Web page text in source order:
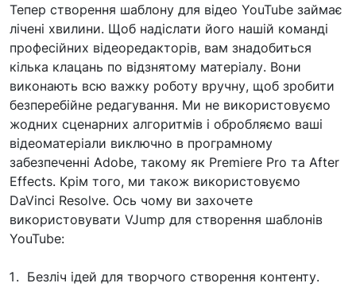
Тепер створення шаблону для відео YouTube займає
лічені хвилини. Щоб надіслати його нашій команді
професійних відеоредакторів, вам знадобиться
кілька клацань по відзнятому матеріалу. Вони
виконають всю важку роботу вручну, щоб зробити
безперебійне редагування. Ми не використовуємо
жодних сценарних алгоритмів і обробляємо ваші
відеоматеріали виключно в програмному
забезпеченні Adobe, такому як Premiere Pro та After
Effects. Крім того, ми також використовуємо
DaVinci Resolve. Ось чому ви захочете
використовувати VJump для створення шаблонів
YouTube:
Безліч ідей для творчого створення контенту.